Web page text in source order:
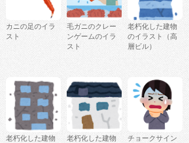
カニの足のイラ
スト
毛ガニのクレー
ンゲームのイラ
スト
老朽化した建物
のイラスト（高
層ビル）
老朽化した建物
老朽化した建物
チョークサイン